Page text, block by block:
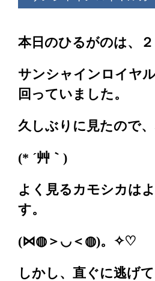
本日のひるがのは、
サンシャインロイヤ
回っていました。
久しぶりに見たので
(* ´艸｀)
よく見るカモシカは
す。
(⋈◍＞◡＜◍)。✧♡
しかし、直ぐに逃げ